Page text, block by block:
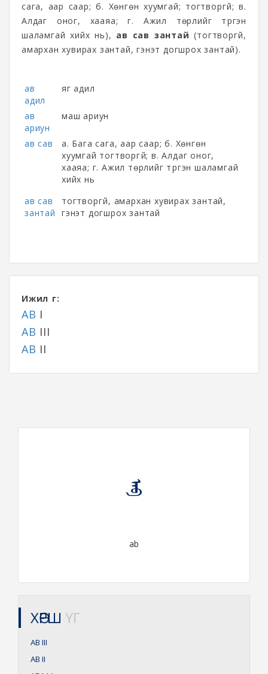
сага, аар саар; б. Хөнгөн хуумгай; тогтворгүй; в.
Алдаг оног, хааяа; г. Ажил төрлийг түргэн
шаламгай хийх нь), ав сав зантай (тогтворгүй,
амархан хувирах зантай, гэнэт догшрох зантай).
ав
адил
яг адил
ав
ариун
маш ариун
ав сав
а. Бага сага, аар саар; б. Хөнгөн
хуумгай тогтворгүй; в. Алдаг оног,
хааяа; г. Ажил төрлийг түргэн шаламгай
хийх нь
ав сав
зантай
тогтворгүй, амархан хувирах зантай,
гэнэт догшрох зантай
Ижил үг:
АВ I
АВ III
АВ II
ᠠᠪ
ab
ХӨРШ ҮГ
АВ III
АВ II